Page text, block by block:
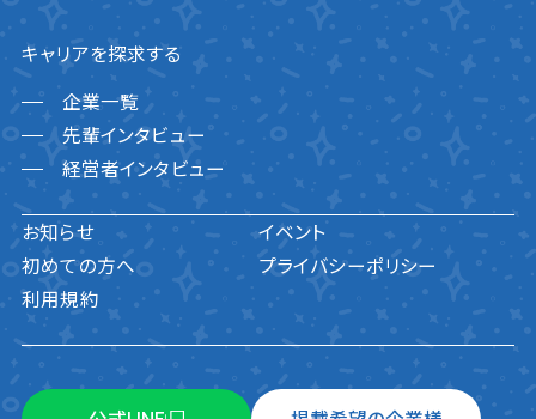
キャリアを探求する
企業一覧
先輩インタビュー
経営者インタビュー
お知らせ
イベント
初めての方へ
プライバシーポリシー
利用規約